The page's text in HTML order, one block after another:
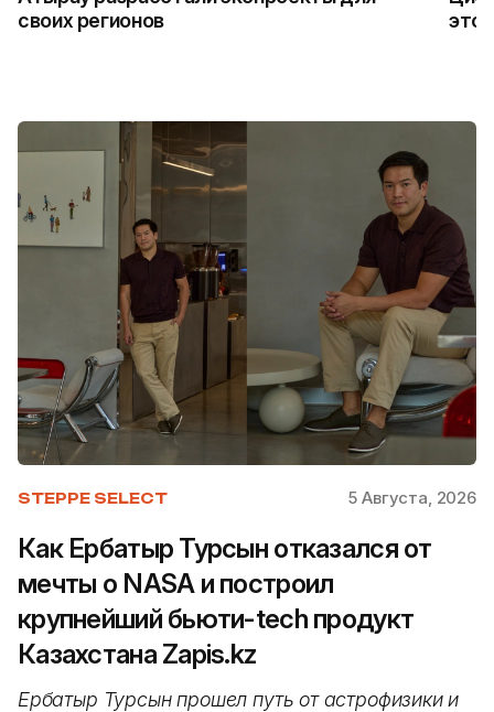
своих регионов
это
STEPPE SELECT 5 Августа, 2026
Как Ербатыр Турсын отказался от
мечты о NASA и построил
крупнейший бьюти-tech продукт
Казахстана Zapis.kz
Ербатыр Турсын прошел путь от астрофизики и